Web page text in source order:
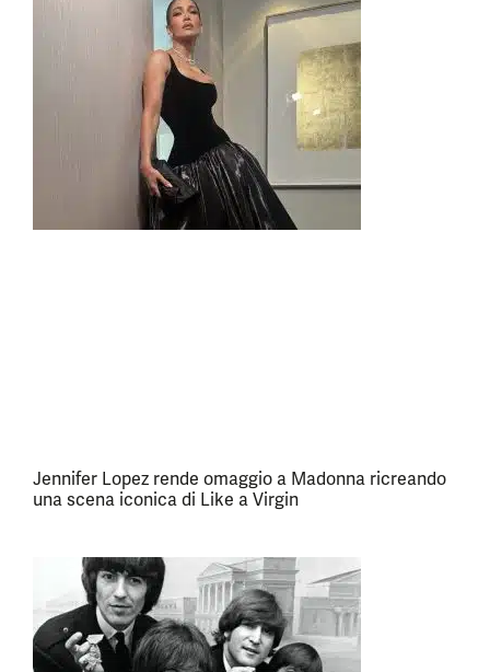
Jennifer Lopez rende omaggio a Madonna ricreando
una scena iconica di Like a Virgin